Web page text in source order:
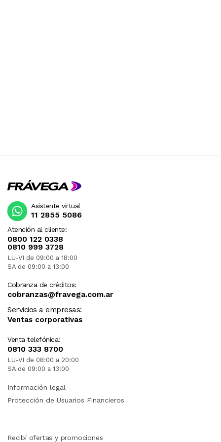
Atención al cliente:
0800 122 0338
0810 999 3728
LU-VI de 09:00 a 18:00
SA de 09:00 a 13:00
Cobranza de créditos:
cobranzas@fravega.com.ar
Servicios a empresas:
Ventas corporativas
Venta telefónica:
0810 333 8700
LU-VI de 08:00 a 20:00
SA de 09:00 a 13:00
Asistente virtual
11 2855 5086
Información legal
Protección de Usuarios Financieros
Recibí ofertas y promociones